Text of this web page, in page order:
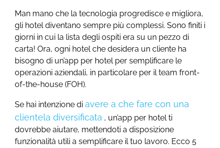
Man mano che la tecnologia progredisce e migliora,
gli hotel diventano sempre più complessi. Sono finiti i
giorni in cui la lista degli ospiti era su un pezzo di
carta! Ora, ogni hotel che desidera un cliente ha
bisogno di un’app per hotel per semplificare le
operazioni aziendali, in particolare per il team front-
of-the-house (FOH).
Se hai intenzione di avere a che fare con una
clientela diversificata , un’app per hotel ti
dovrebbe aiutare, mettendoti a disposizione
funzionalità utili a semplificare il tuo lavoro. Ecco 5